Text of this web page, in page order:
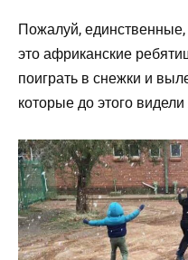
Пожалуй,
это африканские
поиграть в снежки и
которые до этого